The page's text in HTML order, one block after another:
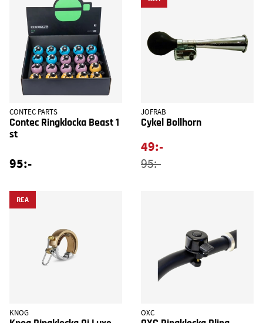
CONTEC PARTS
Contec Ringklocka Beast 1
st
95:-
JOFRAB
Cykel Bollhorn
49:-
95:-
REA
KNOG OXC